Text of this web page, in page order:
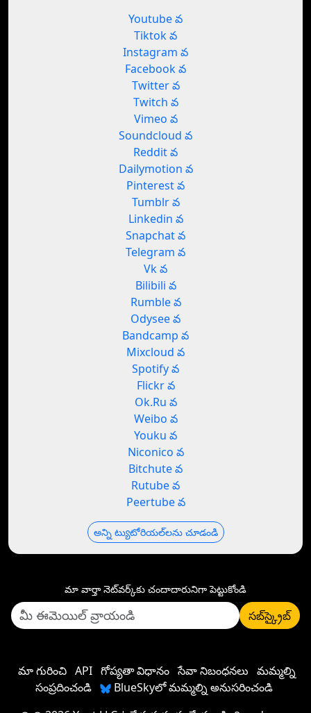
Youtube వ
Tiktok వ
Instagram వ
Facebook వ
Twitter వ
Twitch వ
Vimeo వ
Soundcloud వ
Reddit వ
Dailymotion వ
Pinterest వ
Tumblr వ
Linkedin వ
Snapchat వ
Telegram వ
Vk వ
Bilibili వ
Rumble వ
Odysee వ
Bandcamp వ
Mixcloud వ
Spotify వ
Flickr వ
Ok.Ru వ
Weibo వ
Youku వ
Niconico వ
Bitchute వ
Rutube వ
Peertube వ
అన్ని ట్యుటోరియల్‌లను చూడండి
మా వార్తా నెట్‌వర్క్‌కు చందాదారునిగా పెట్టుకోండి
సబ్‌స్క్రైబ్
మా గురించి API గోప్యతా విధానం సేవా నిబంధనలు మమ్మల్ని
సంప్రదించండి
BlueSkyలో మమ్మల్ని అనుసరించండి